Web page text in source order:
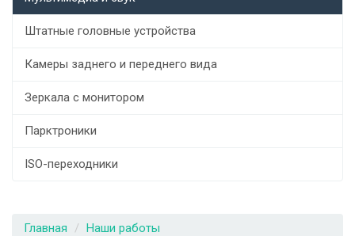
Штатные головные устройства
Камеры заднего и переднего вида
Зеркала с монитором
Парктроники
ISO-переходники
Главная
Наши работы